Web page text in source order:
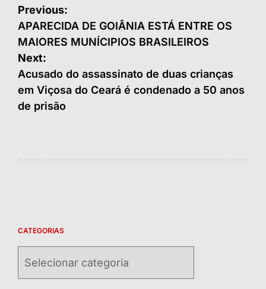
Navegação
de
Post
Previous:
APARECIDA DE GOIÂNIA ESTÁ ENTRE OS
MAIORES MUNÍCIPIOS BRASILEIROS
Next:
Acusado do assassinato de duas crianças
em Viçosa do Ceará é condenado a 50 anos
de prisão
CATEGORIAS